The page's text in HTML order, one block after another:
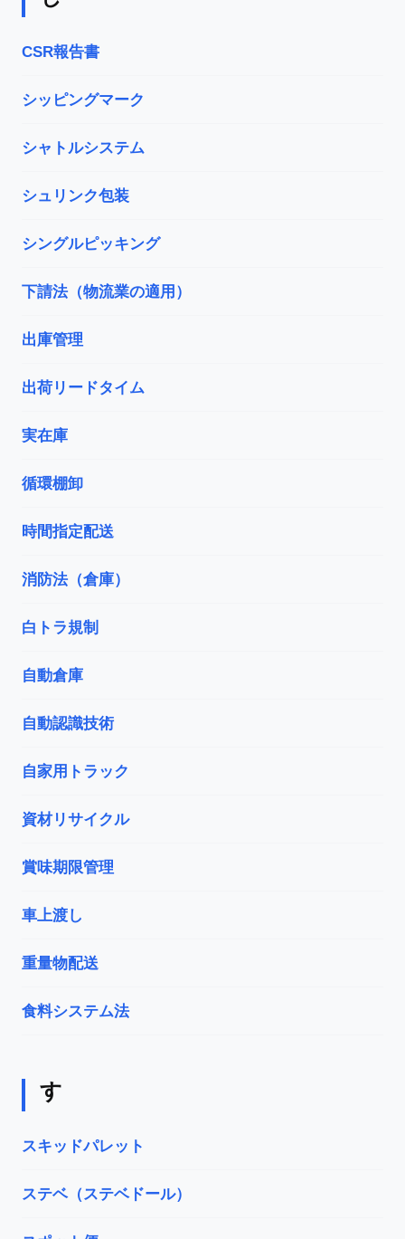
CSR報告書
シッピングマーク
シャトルシステム
シュリンク包装
シングルピッキング
下請法（物流業の適用）
出庫管理
出荷リードタイム
実在庫
循環棚卸
時間指定配送
消防法（倉庫）
白トラ規制
自動倉庫
自動認識技術
自家用トラック
資材リサイクル
賞味期限管理
車上渡し
重量物配送
食料システム法
す
スキッドパレット
ステベ（ステベドール）